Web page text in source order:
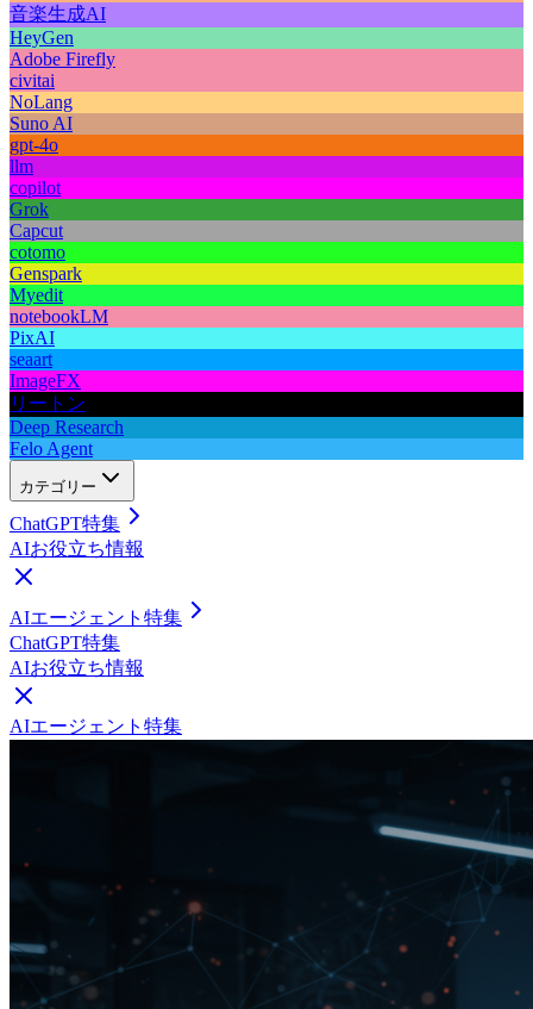
音楽生成AI
HeyGen
Adobe Firefly
civitai
NoLang
Suno AI
gpt-4o
llm
copilot
Grok
Capcut
cotomo
Genspark
Myedit
notebookLM
PixAI
seaart
ImageFX
リートン
Deep Research
Felo Agent
カテゴリー
ChatGPT特集
AIお役立ち情報
AIエージェント特集
ChatGPT特集
AIお役立ち情報
AIエージェント特集